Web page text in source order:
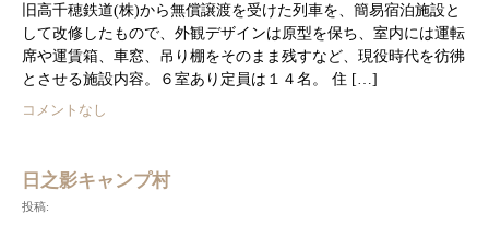
旧高千穂鉄道(株)から無償譲渡を受けた列車を、簡易宿泊施設と
して改修したもので、外観デザインは原型を保ち、室内には運転
席や運賃箱、車窓、吊り棚をそのまま残すなど、現役時代を彷彿
とさせる施設内容。６室あり定員は１４名。 住 […]
コメントなし
日之影キャンプ村
投稿: